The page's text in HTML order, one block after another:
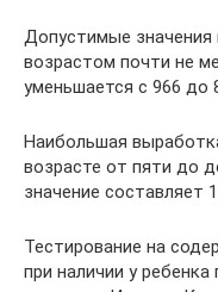
Допустимые
возрастом почти не
уменьшается с 966 до
Наибольшая
возрасте от пяти до
значение составляет
Тестирование на
при наличии у